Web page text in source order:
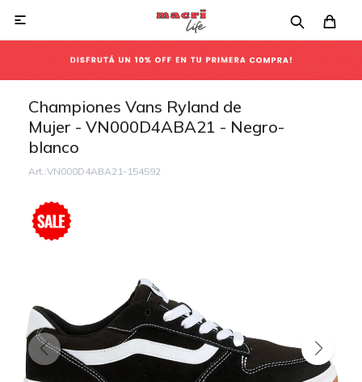

Championes Vans Ryland de
Mujer - VN000D4ABA21 - Negro-
blanco
VN000D4ABA21-154592